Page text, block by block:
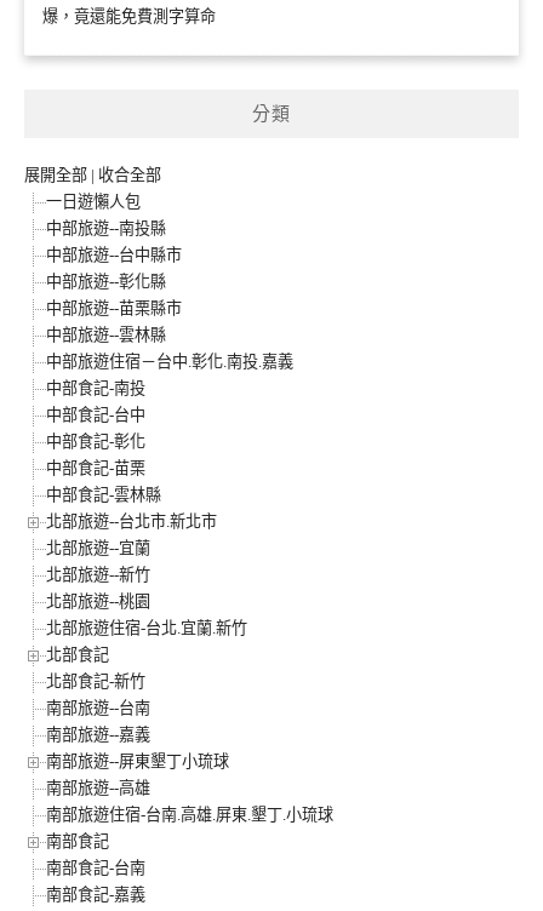
爆，竟還能免費測字算命
分類
展開全部 | 收合全部
一日遊懶人包
中部旅遊--南投縣
中部旅遊--台中縣市
中部旅遊--彰化縣
中部旅遊--苗栗縣市
中部旅遊--雲林縣
中部旅遊住宿－台中.彰化.南投.嘉義
中部食記-南投
中部食記-台中
中部食記-彰化
中部食記-苗栗
中部食記-雲林縣
北部旅遊--台北市.新北市
北部旅遊--宜蘭
北部旅遊--新竹
北部旅遊--桃園
北部旅遊住宿-台北.宜蘭.新竹
北部食記
北部食記-新竹
南部旅遊--台南
南部旅遊--嘉義
南部旅遊--屏東墾丁小琉球
南部旅遊--高雄
南部旅遊住宿-台南.高雄.屏東.墾丁.小琉球
南部食記
南部食記-台南
南部食記-嘉義